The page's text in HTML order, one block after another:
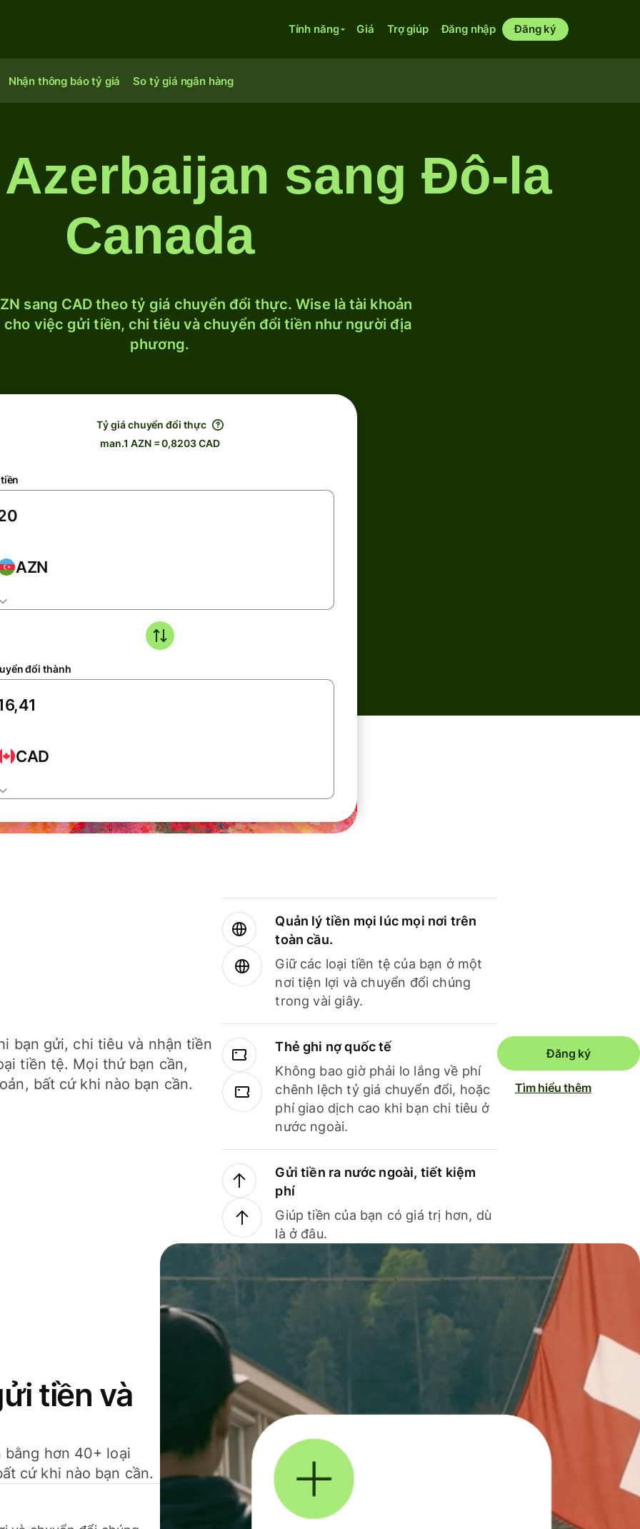
Tính năng Giá Trợ giúp Đăng nhập Đăng ký
Nhận thông báo tỷ giá So tỷ giá ngân hàng
sang Đô-la
Canada
sang CAD theo tỷ giá chuyển đổi thực. Wise là tài khoản
việc gửi tiền, chi tiêu và chuyển đổi tiền như người địa
phương.
Tỷ giá chuyển đổi thực
man.1 AZN = 0,8203 CAD
AZN
đổi thành
CAD
bạn gửi, chi tiêu và nhận tiền
tiền tệ. Mọi thứ bạn cần,
bất cứ khi nào bạn cần.
Quản lý tiền mọi lúc mọi nơi trên
toàn cầu.
Giữ các loại tiền tệ của bạn ở một
nơi tiện lợi và chuyển đổi chúng
trong vài giây.
Thẻ ghi nợ quốc tế
Không bao giờ phải lo lắng về phí
chênh lệch tỷ giá chuyển đổi, hoặc
phí giao dịch cao khi bạn chi tiêu ở
nước ngoài.
Gửi tiền ra nước ngoài, tiết kiệm
phí
Giúp tiền của bạn có giá trị hơn, dù
là ở đâu.
Đăng ký
Tìm hiểu thêm
tiền và
hơn 40+ loại
cứ khi nào bạn cần.